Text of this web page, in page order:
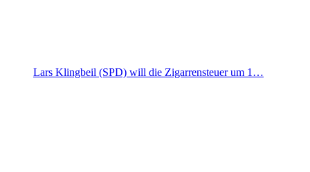
Lars Klingbeil (SPD) will die Zigarrensteuer um 1…